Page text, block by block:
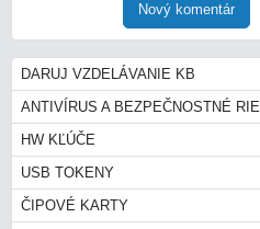
Nový komentár
DARUJ VZDELÁVANIE KB
ANTIVÍRUS A BEZPEČNOSTNÉ
HW KĽÚČE
USB TOKENY
ČIPOVÉ KARTY